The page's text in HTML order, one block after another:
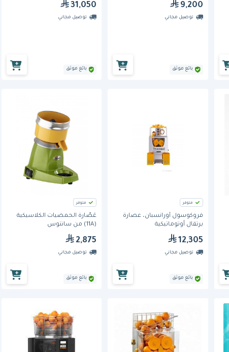
9,200
توصيل مجاني
بائع موثق
31,050
توصيل مجاني
بائع موثق
متوفر
فروكوسول أورانسبان، عصارة
برتقال أوتوماتيكية
12,305
توصيل مجاني
بائع موثق
متوفر
عَصَّارة الحمضيات الكلاسيكية
(11A) من سانتوس
2,875
توصيل مجاني
بائع موثق